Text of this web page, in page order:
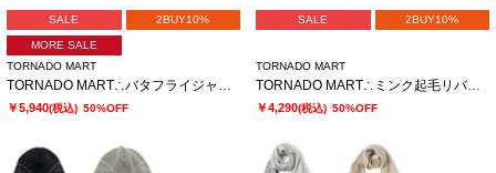
SALE 2BUY10%
MORE SALE
TORNADO MART
￥5,940(税込) 50%OFF
SALE 2BUY10%
TORNADO MART
TORNADO MART∴ミンク起毛リバーシブルマフラー
￥4,290(税込) 50%OFF